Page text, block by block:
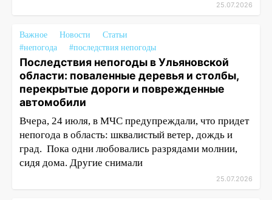
25.07.2026
Важное Новости
Статьи
#непогода
#последствия непогоды
Последствия непогоды в Ульяновской
области: поваленные деревья и столбы,
перекрытые дороги и поврежденные
автомобили
Вчера, 24 июля, в МЧС предупреждали, что придет
непогода в область: шквалистый ветер, дождь и
град. Пока одни любовались разрядами молнии,
сидя дома. Другие снимали
25.07.2026